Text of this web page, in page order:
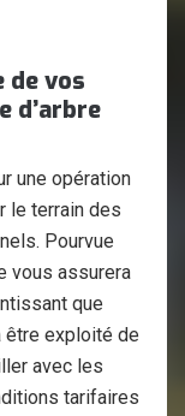
de vos
d’arbre
une opération
le terrain des
Pourvue
vous assurera
que
être exploité de
avec les
tarifaires